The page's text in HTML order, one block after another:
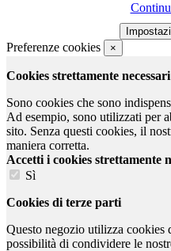
Preferenze cookies ×
Cookies strettamente necessari
Sono cookies che sono
Ad esempio, sono utilizzati per
sito. Senza questi cookies, il
maniera corretta.
Accetti i cookies strettamente
Sì
Cookies di terze parti
Questo negozio utilizza cookies
possibilità di condividere le